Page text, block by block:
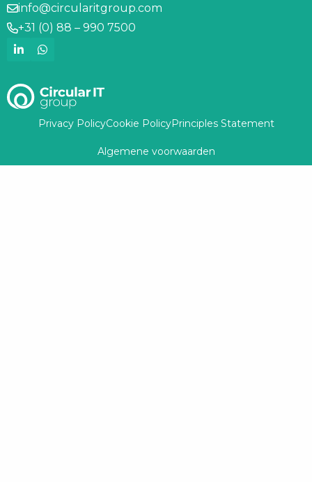
info@circularitgroup.com
+31 (0) 88 – 990 7500
Privacy PolicyCookie PolicyPrinciples Statement
Algemene voorwaarden